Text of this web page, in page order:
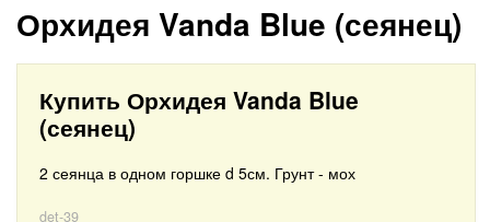
Орхидея Vanda Blue (сеянец)
Купить Орхидея Vanda Blue
(сеянец)
2 сеянца в одном горшке d 5см. Грунт - мох
det-39